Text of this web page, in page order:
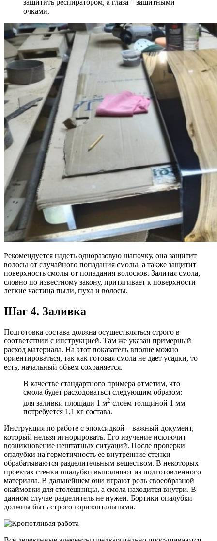
защитить респиратором, а глаза – защитными
очками.
Рекомендуется надеть одноразовую шапочку, она защитит
волосы от случайного попадания смолы, а также защитит
поверхность смолы от попадания волосков. Залитая смола,
словно по известному закону, притягивает к поверхности
легкие частица пыли, пуха и волосы.
Шаг 4. Заливка
Подготовка состава должна осуществляться строго в
соответствии с инструкцией. Там же указан примерный
расход материала. На этот показатель вполне можно
ориентироваться, так как готовая смола не дает усадки, то
есть, начальный объем сохраняется.
В качестве стандартного примера отметим, что
смола будет расходоваться следующим образом:
для заливки площади 1 м2 слоем толщиной 1 мм
потребуется 1,1 кг состава.
Инструкция по работе с эпоксидкой – важный документ,
который нельзя игнорировать. Его изучение исключит
возникновение нештатных ситуаций. После проверки
опалубки на герметичность ее внутренние стенки
обрабатываются разделительным веществом. В некоторых
проектах стенки опалубки выполняют из подготовленного
материала. В дальнейшем они играют роль своеобразной
окаймовки для столешницы, а смола находится внутри. В
данном случае разделитель не нужен. Бортики опалубки
должны быть строго горизонтальными.